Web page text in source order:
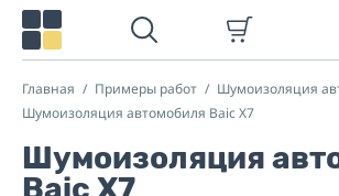
Главная Примеры работ
Шумоизоляция
Шумоизоляция автомобиля Baic X7
Шумоизоляция